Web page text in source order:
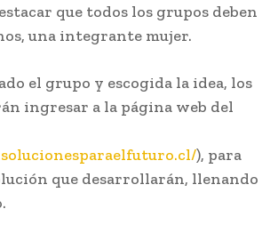
que todos los grupos deben
una integrante mujer.
el grupo y escogida la idea, los
ingresar a la página web del
), para
que desarrollarán, llenando